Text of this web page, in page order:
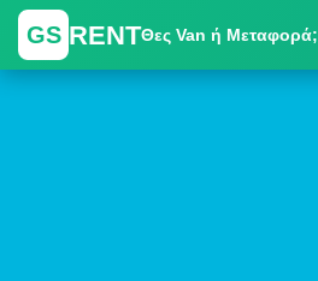
GS RENTΘες Van ή Μεταφορά;
Skip